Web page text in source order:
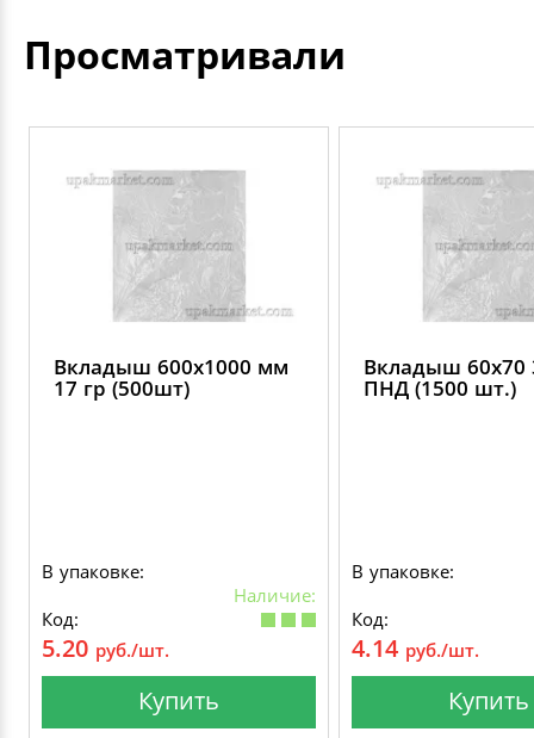
Просматривали
Вкладыш 600х1000 мм
17 гр (500шт)
В упаковке:
Наличие:
Код:
5.20 руб./шт.
Купить
Вкладыш 60х70
ПНД (1500 шт.)
В упаковке:
Код:
4.14 руб./шт.
Купить